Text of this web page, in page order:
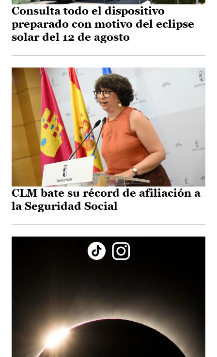
Consulta todo el dispositivo
preparado con motivo del eclipse
solar del 12 de agosto
CLM bate su récord de afiliación a
la Seguridad Social